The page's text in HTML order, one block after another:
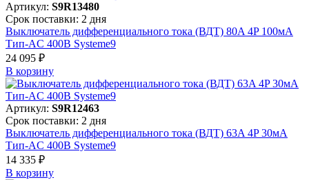
Артикул: S9R13480
Срок поставки: 2 дня
Выключатель дифференциального тока (ВДТ) 80A 4P 100мА
Тип-AC 400В Systeme9
24 095 ₽
В корзинy
Артикул: S9R12463
Срок поставки: 2 дня
Выключатель дифференциального тока (ВДТ) 63A 4P 30мА
Тип-AC 400В Systeme9
14 335 ₽
В корзинy